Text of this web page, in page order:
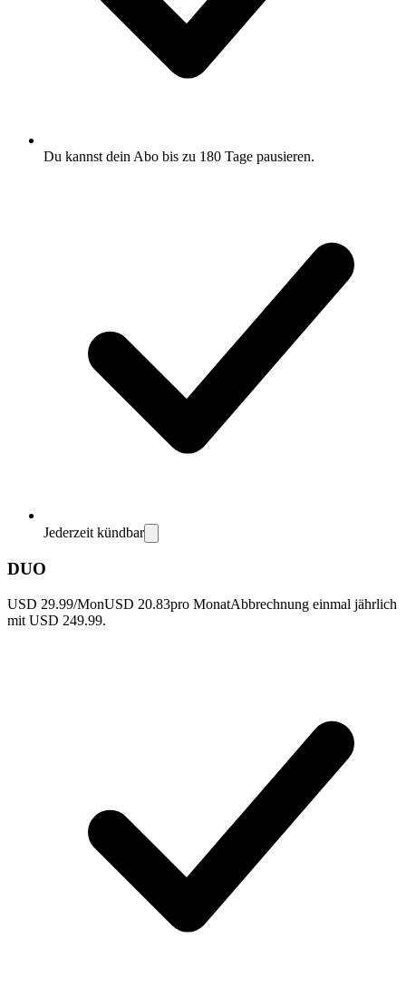
Du kannst dein Abo bis zu 180 Tage pausieren.
Jederzeit kündbar
DUO
USD 29.99/MonUSD 20.83pro MonatAbbrechnung einmal jährlich
mit USD 249.99.